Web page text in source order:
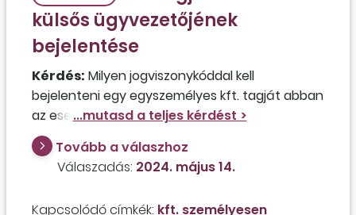
külsős ügyvezetőjének
bejelentése
Kérdés: Milyen jogviszonykóddal kell
bejelenteni egy egyszemélyes kft. tagját abban
az esetben, ha személyesen közreműködik a
társaság tevékenységében, de nem ő az
ügyvezető? Hogyan kell bejelenteni a társaság
vezetését végző külsős személyt, aki ingyenes
Tovább a válaszhoz
Válaszadás: 2024. május 14.
Kapcsolódó címkék: kft. személyesen